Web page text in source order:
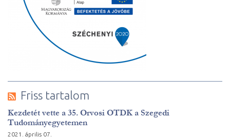
Friss tartalom
Kezdetét vette a 35. Orvosi OTDK a Szegedi
Tudományegyetemen
2021. április 07.